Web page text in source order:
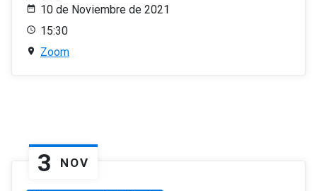
10 de Noviembre de 2021
15:30
Zoom
3 NOV